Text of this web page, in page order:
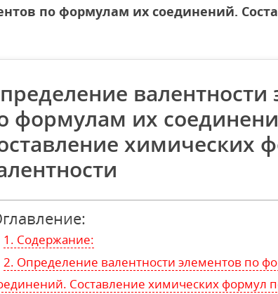
по формулам их соединений.
валентности
формулам их
химических
Содержание:
Определение валентности элементов по
Составление химических формул